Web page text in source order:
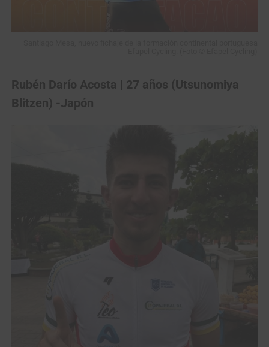
Rubén Darío Acosta | 27 años (Utsunomiya
Blitzen) -Japón